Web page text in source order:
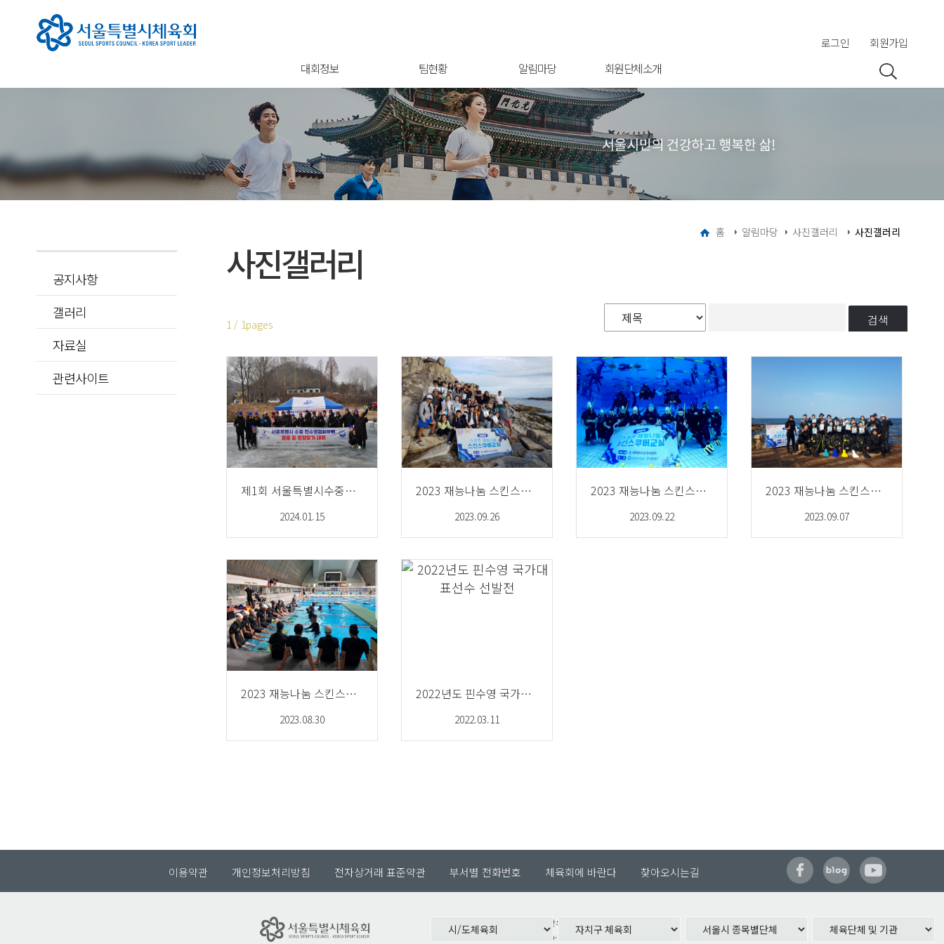
로그인 회원가입
대회정보 팀현황 알림마당 회원단체소개
홈 알림마당 사진갤러리 사진갤러리
공지사항
갤러리
자료실
관련사이트
사진갤러리
1 / 1pages 검색
제1회 서울특별시수중핀수영협회장배 얼음 밑 방향찾기대회
2024.01.15
2023 재능나눔 스킨스쿠버교실 3/4기수 해양실습
2023.09.26
2023 재능나눔 스킨스쿠버교실 3/4기수
2023.09.22
2023 재능나눔 스킨스쿠버교실 1/2기수 해양실습
2023.09.07
2023 재능나눔 스킨스쿠버교실 1/2기수
2023.08.30
2022년도 핀수영 국가대표선수 선발전
2022.03.11
이용약관 개인정보처리방침 전자상거래 표준약관 부서별 전화번호 체육회에 바란다 찾아오시는길
서울특별시 중랑구 망우로 182(서울특별시 체육회)
대표전화. 02-490-2700 팩스. 02-490-2999